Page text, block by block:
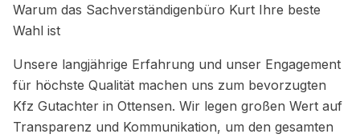
Warum das Sachverständigenbüro Kurt Ihre beste
Wahl ist
Unsere langjährige Erfahrung und unser Engagement
für höchste Qualität machen uns zum bevorzugten
Kfz Gutachter in Ottensen. Wir legen großen Wert auf
Transparenz und Kommunikation, um den gesamten